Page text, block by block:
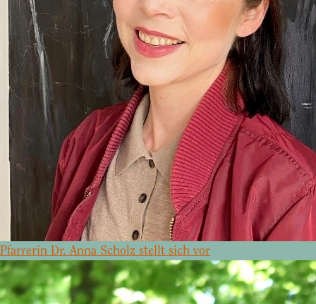
Pfarrerin Dr. Anna Scholz stellt sich vor